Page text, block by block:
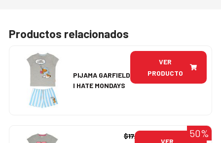
Productos relacionados
PIJAMA GARFIELD
I HATE MONDAYS
VER
PRODUCTO
50%
$17.990
VER